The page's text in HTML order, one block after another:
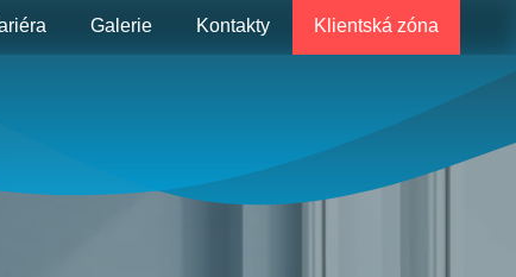
Galerie Kontakty Klientská zóna